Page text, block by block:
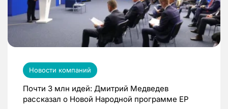
Новости компаний
Почти 3 млн идей: Дмитрий Медведев
рассказал о Новой Народной программе ЕР